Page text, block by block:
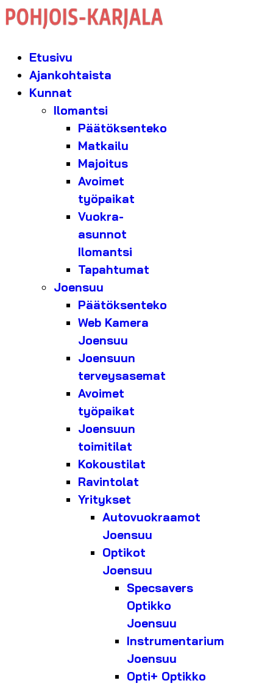
Etusivu
Ajankohtaista
Kunnat
Ilomantsi
Päätöksenteko
Matkailu
Majoitus
Avoimet
työpaikat
Vuokra-
asunnot
Ilomantsi
Tapahtumat
Joensuu
Päätöksenteko
Web Kamera
Joensuu
Joensuun
terveysasemat
Avoimet
työpaikat
Joensuun
toimitilat
Kokoustilat
Ravintolat
Yritykset
Autovuokraamot
Joensuu
Optikot
Joensuu
Specsavers
Optikko
Joensuu
Instrumentarium
Joensuu
Opti+ Optikko